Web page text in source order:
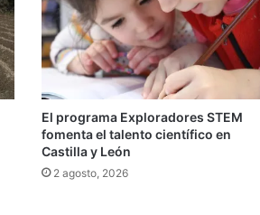
El programa Exploradores STEM
fomenta el talento científico en
Castilla y León
2 agosto, 2026